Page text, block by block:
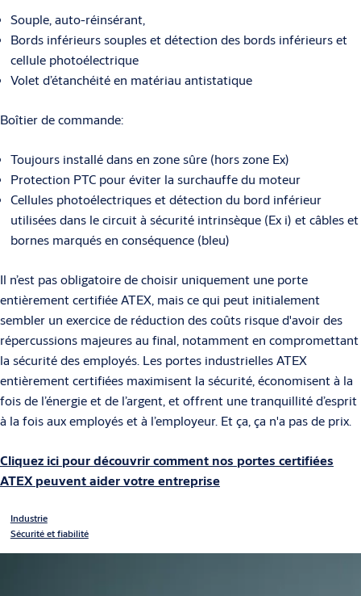
Souple, auto-réinsérant,
Bords inférieurs souples et détection des bords inférieurs et
cellule photoélectrique
Volet d’étanchéité en matériau antistatique
Boîtier de commande:
Toujours installé dans en zone sûre (hors zone Ex)
Protection PTC pour éviter la surchauffe du moteur
Cellules photoélectriques et détection du bord inférieur
utilisées dans le circuit à sécurité intrinsèque (Ex i) et câbles et
bornes marqués en conséquence (bleu)
Il n’est pas obligatoire de choisir uniquement une porte
entièrement certifiée ATEX, mais ce qui peut initialement
sembler un exercice de réduction des coûts risque d'avoir des
répercussions majeures au final, notamment en compromettant
la sécurité des employés. Les portes industrielles ATEX
entièrement certifiées maximisent la sécurité, économisent à la
fois de l’énergie et de l’argent, et offrent une tranquillité d’esprit
à la fois aux employés et à l’employeur. Et ça, ça n'a pas de prix.
Cliquez ici pour découvrir comment nos portes certifiées
ATEX peuvent aider votre entreprise
Industrie
Sécurité et fiabilité